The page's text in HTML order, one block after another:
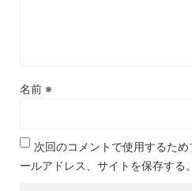
名前 ※
次回のコメントで使用するた
ールアドレス、サイトを保存する。